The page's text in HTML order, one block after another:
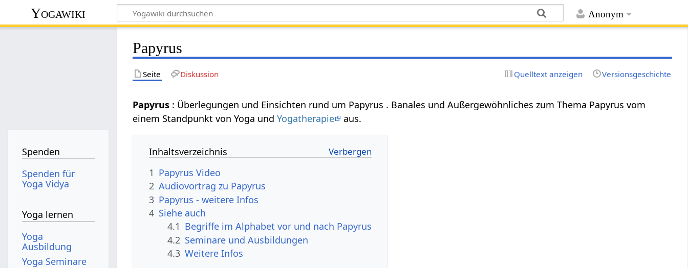
Anonym
Yogawiki
Papyrus
Seite Diskussion Quelltext anzeigen Versionsgeschichte
Papyrus : Überlegungen und Einsichten rund um Papyrus . Banales und Außergewöhnliches zum Thema Papyrus vom
einem Standpunkt von Yoga undYogatherapie aus.
Inhaltsverzeichnis
1 Papyrus Video
2 Audiovortrag zu Papyrus
3 Papyrus - weitere Infos
4 Siehe auch
4.1 Begriffe im Alphabet vor und nach Papyrus
4.2 Seminare und Ausbildungen
4.3 Weitere Infos
Spenden
Spenden für
Yoga Vidya
Yoga lernen
Yoga
Ausbildung
Yoga Seminare